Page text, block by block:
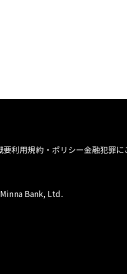
要利用規約・ポリシー金融犯罪に
Bank, Ltd.